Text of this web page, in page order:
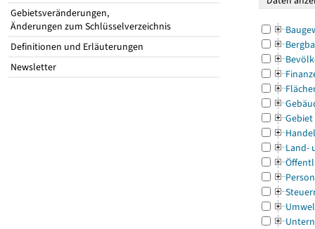
Gebietsveränderungen,
Änderungen zum Schlüsselverzeichnis
Definitionen und Erläuterungen
Newsletter
Gebiet
Land-